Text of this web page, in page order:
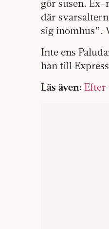
gör susen.
där
sig inomhus”.
Inte ens
han till
Läs även: Efter